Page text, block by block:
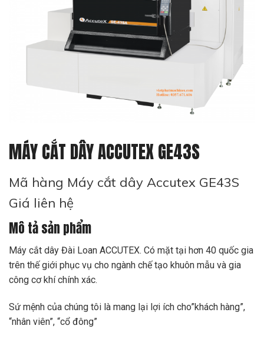
MÁY CẮT DÂY ACCUTEX GE43S
Mã hàng Máy cắt dây Accutex GE43S
Giá liên hệ
Mô tả sản phẩm
Máy cắt dây Đài Loan ACCUTEX. Có mặt tại hơn 40 quốc gia
trên thế giới phục vụ cho ngành chế tạo khuôn mẫu và gia
công cơ khí chính xác.
Sứ mệnh của chúng tôi là mang lại lợi ích cho”khách hàng”,
“nhân viên”, “cổ đông”